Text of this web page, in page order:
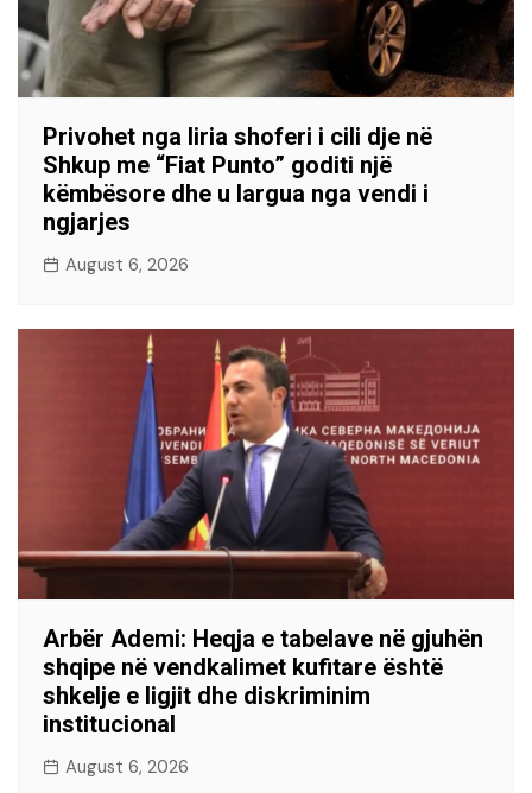
Privohet nga liria shoferi i cili dje në
Shkup me “Fiat Punto” goditi një
këmbësore dhe u largua nga vendi i
ngjarjes
August 6, 2026
Arbër Ademi: Heqja e tabelave në gjuhën
shqipe në vendkalimet kufitare është
shkelje e ligjit dhe diskriminim
institucional
August 6, 2026